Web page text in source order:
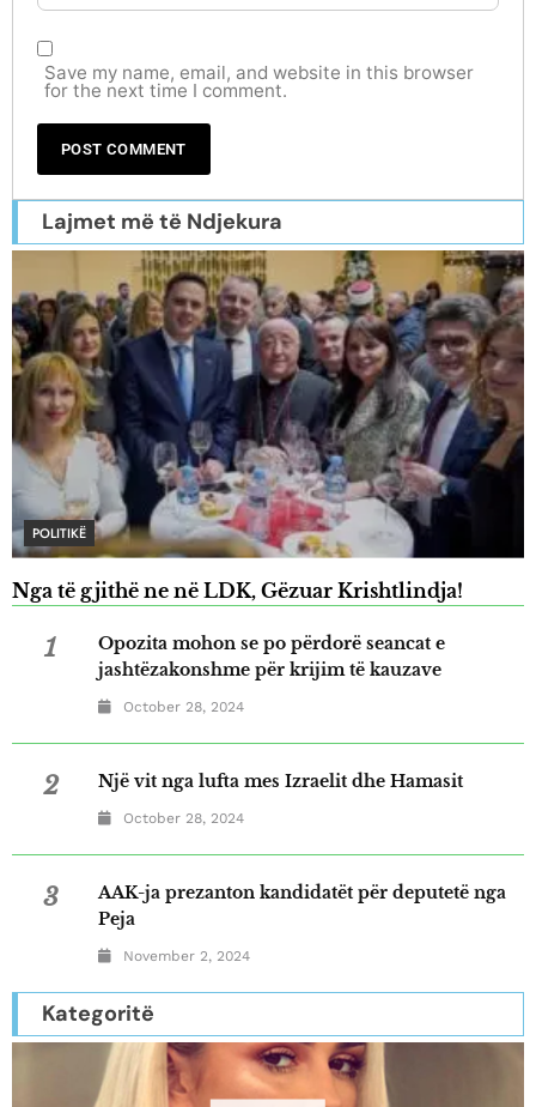
Save my name, email, and website in this browser
for the next time I comment.
Lajmet më të Ndjekura
POLITIKË
Nga të gjithë ne në LDK, Gëzuar Krishtlindja!
1
Opozita mohon se po përdorë seancat e
jashtëzakonshme për krijim të kauzave
October 28, 2024
2 Një vit nga lufta mes Izraelit dhe Hamasit
October 28, 2024
3
AAK-ja prezanton kandidatët për deputetë nga
Peja
November 2, 2024
Kategoritë